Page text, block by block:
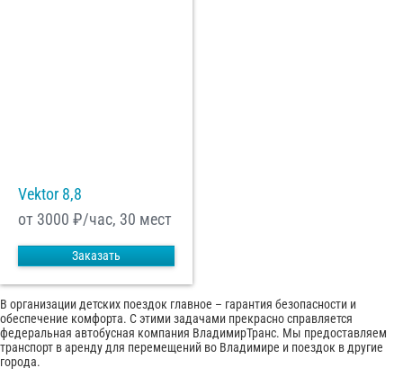
Vektor 8,8
от 3000 ₽/час, 30 мест
Заказать
В организации детских поездок главное – гарантия безопасности и
обеспечение комфорта. С этими задачами прекрасно справляется
федеральная автобусная компания ВладимирТранс. Мы предоставляем
транспорт в аренду для перемещений во Владимире и поездок в другие
города.